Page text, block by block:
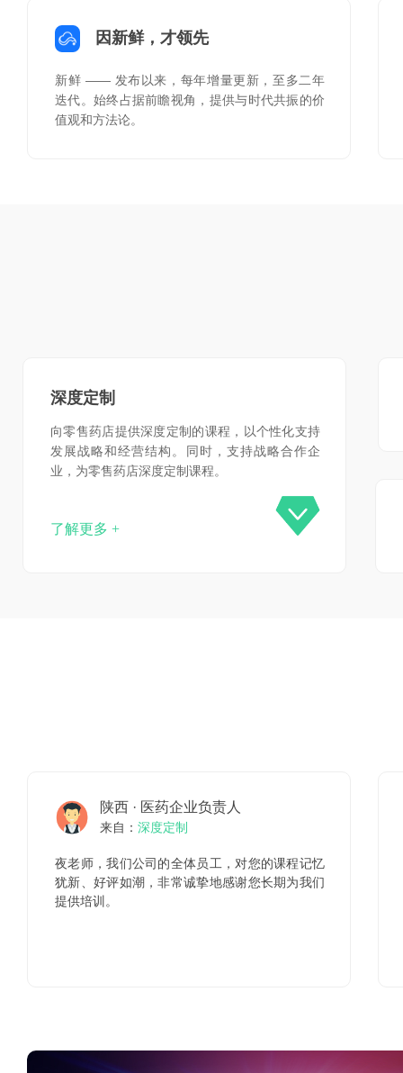
因新鲜，才领先
新鲜 —— 发布以来，每年增量更新，至多二年
迭代。始终占据前瞻视角，提供与时代共振的价
值观和方法论。
深度定制
向零售药店提供深度定制的课程，以个性化支持
发展战略和经营结构。同时，支持战略合作企
业，为零售药店深度定制课程。
了解更多 +
夜老师，我们公司的全体员工，对您的课程记忆
犹新、好评如潮，非常诚挚地感谢您长期为我们
提供培训。
陕西 · 医药企业负责人
来自： 深度定制